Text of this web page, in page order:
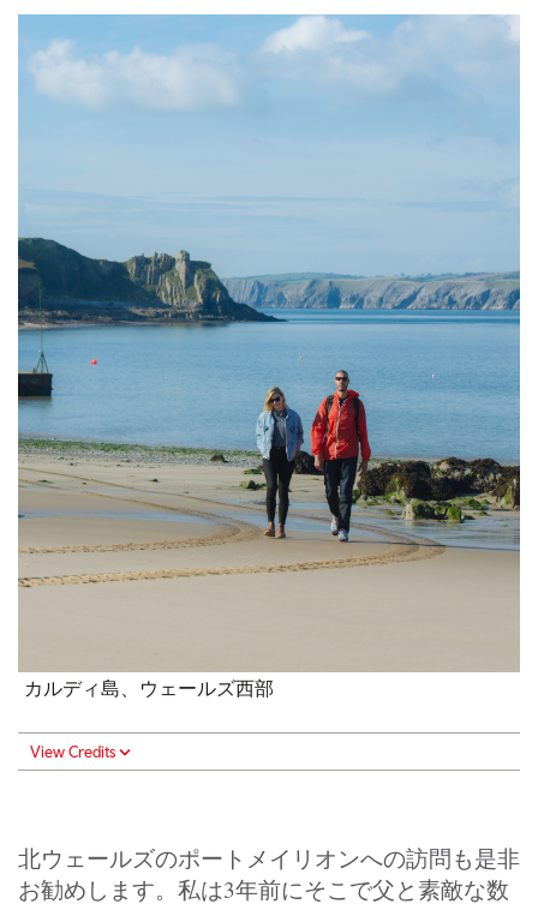
カルディ島、ウェールズ西部
View Credits
北ウェールズのポートメイリオンへの訪問も是非
お勧めします。私は3年前にそこで父と素敵な数